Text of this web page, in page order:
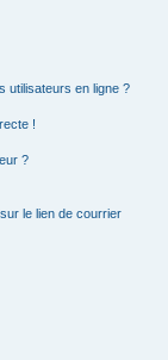
utilisateurs en ligne ?
!
?
le lien de courrier